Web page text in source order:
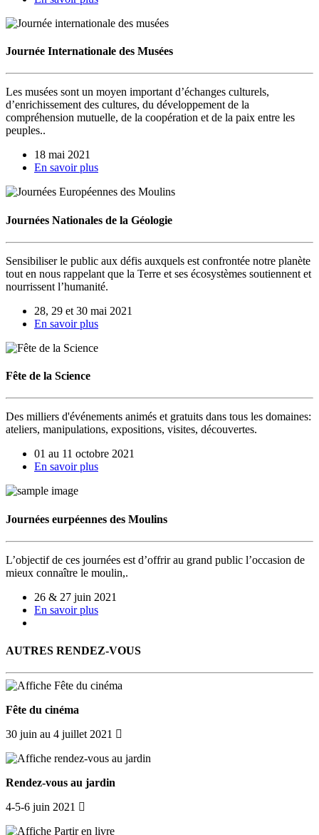
Journée Internationale des Musées
Les musées sont un moyen important d’échanges culturels,
d’enrichissement des cultures, du développement de la
compréhension mutuelle, de la coopération et de la paix entre les
peuples..
18 mai 2021
En savoir plus
Journées Nationales de la Géologie
Sensibiliser le public aux défis auxquels est confrontée notre planète
tout en nous rappelant que la Terre et ses écosystèmes soutiennent et
nourrissent l’humanité.
28, 29 et 30 mai 2021
En savoir plus
Fête de la Science
Des milliers d'événements animés et gratuits dans tous les domaines:
ateliers, manipulations, expositions, visites, découvertes.
01 au 11 octobre 2021
En savoir plus
Journées eurpéennes des Moulins
L’objectif de ces journées est d’offrir au grand public l’occasion de
mieux connaître le moulin,.
26 & 27 juin 2021
En savoir plus
AUTRES RENDEZ-VOUS
Fête du cinéma
30 juin au 4 juillet 2021
Rendez-vous au jardin
4-5-6 juin 2021